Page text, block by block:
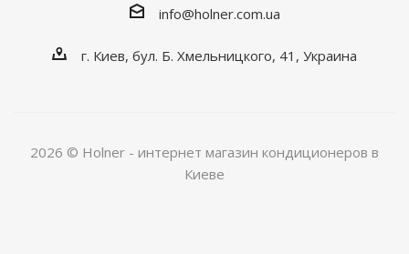
info@holner.com.ua
г. Киев, бул. Б. Хмельницкого, 41, Украина
2026 © Holner - интернет магазин кондиционеров в
Киеве